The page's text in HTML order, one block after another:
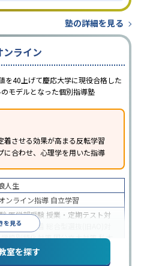
塾の詳細を見る
ンライン
を40上げて慶応大学に現役合格した
モデルとなった個別指導塾
着させる効果が高まる反転学習
に合わせ、心理学を用いた指導
を見る
人生
ンライン指導 自立学習
医学部受験 授業・定期テスト対
習慣の定着
学校別特化対策国公立大対策私大
策英検(英語検定)対策
その
室を探す